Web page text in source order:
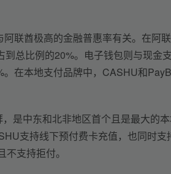
联酋极高的金融普惠率有关。在阿联
总比例的20%。电子钱包则与现金支
在本地支付品牌中，CASHU和
是中东和北非地区首个且是最大的
支持线下预付费卡充值，也同时支
支持拒付。